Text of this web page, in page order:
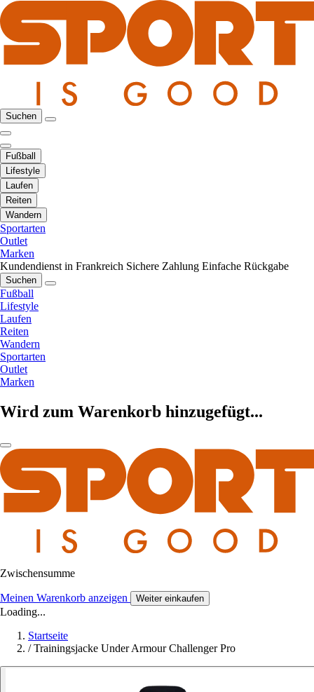
Suchen
Fußball
Lifestyle
Laufen
Reiten
Wandern
Sportarten
Outlet
Marken
Kundendienst in Frankreich Sichere Zahlung Einfache Rückgabe
Suchen
Fußball
Lifestyle
Laufen
Reiten
Wandern
Sportarten
Outlet
Marken
Wird zum Warenkorb hinzugefügt...
Zwischensumme
Meinen Warenkorb anzeigen Weiter einkaufen
Loading...
Startseite
/ Trainingsjacke Under Armour Challenger Pro